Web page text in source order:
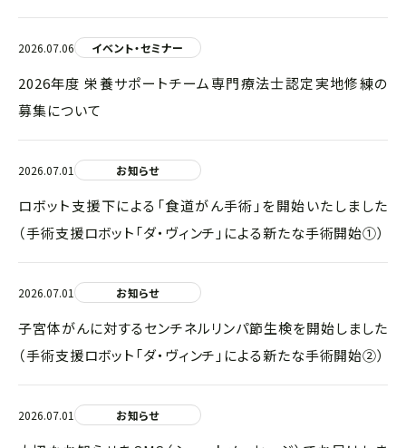
2026.07.06 イベント・セミナー
2026年度 栄養サポートチーム専門療法士認定実地修練の
募集について
2026.07.01 お知らせ
ロボット支援下による「食道がん手術」を開始いたしました
（手術支援ロボット「ダ・ヴィンチ」による新たな手術開始①）
2026.07.01 お知らせ
子宮体がんに対するセンチネルリンパ節生検を開始しました
（手術支援ロボット「ダ・ヴィンチ」による新たな手術開始②）
2026.07.01 お知らせ